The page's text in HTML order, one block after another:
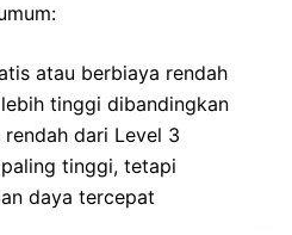
atau berbiaya rendah
tinggi dibandingkan
rendah dari Level 3
tinggi, tetapi
daya tercepat